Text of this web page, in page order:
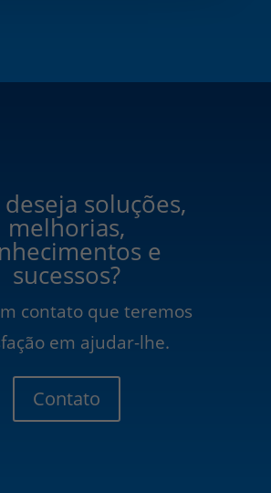
deseja soluções,
melhorias,
e
sucessos?
contato que teremos
em ajudar-lhe.
Contato